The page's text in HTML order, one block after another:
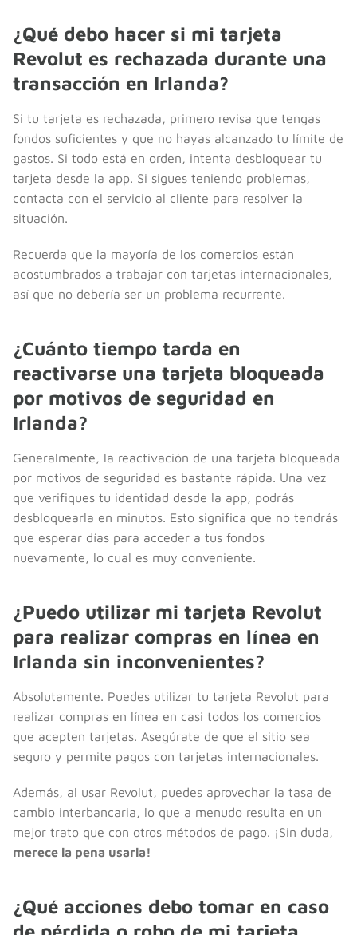
¿Qué debo hacer si mi tarjeta
Revolut es rechazada durante una
transacción en Irlanda?
Si tu tarjeta es rechazada, primero revisa que tengas
fondos suficientes y que no hayas alcanzado tu límite de
gastos. Si todo está en orden, intenta desbloquear tu
tarjeta desde la app. Si sigues teniendo problemas,
contacta con el servicio al cliente para resolver la
situación.
Recuerda que la mayoría de los comercios están
acostumbrados a trabajar con tarjetas internacionales,
así que no debería ser un problema recurrente.
¿Cuánto tiempo tarda en
reactivarse una tarjeta bloqueada
por motivos de seguridad en
Irlanda?
Generalmente, la reactivación de una tarjeta bloqueada
por motivos de seguridad es bastante rápida. Una vez
que verifiques tu identidad desde la app, podrás
desbloquearla en minutos. Esto significa que no tendrás
que esperar días para acceder a tus fondos
nuevamente, lo cual es muy conveniente.
¿Puedo utilizar mi tarjeta Revolut
para realizar compras en línea en
Irlanda sin inconvenientes?
Absolutamente. Puedes utilizar tu tarjeta Revolut para
realizar compras en línea en casi todos los comercios
que acepten tarjetas. Asegúrate de que el sitio sea
seguro y permite pagos con tarjetas internacionales.
Además, al usar Revolut, puedes aprovechar la tasa de
cambio interbancaria, lo que a menudo resulta en un
mejor trato que con otros métodos de pago. ¡Sin duda,
merece la pena usarla!
¿Qué acciones debo tomar en caso